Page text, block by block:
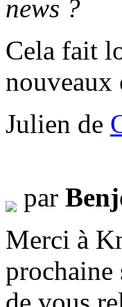
news ?
Cela fait
nouveaux
Julien de
par
Merci à
prochaine